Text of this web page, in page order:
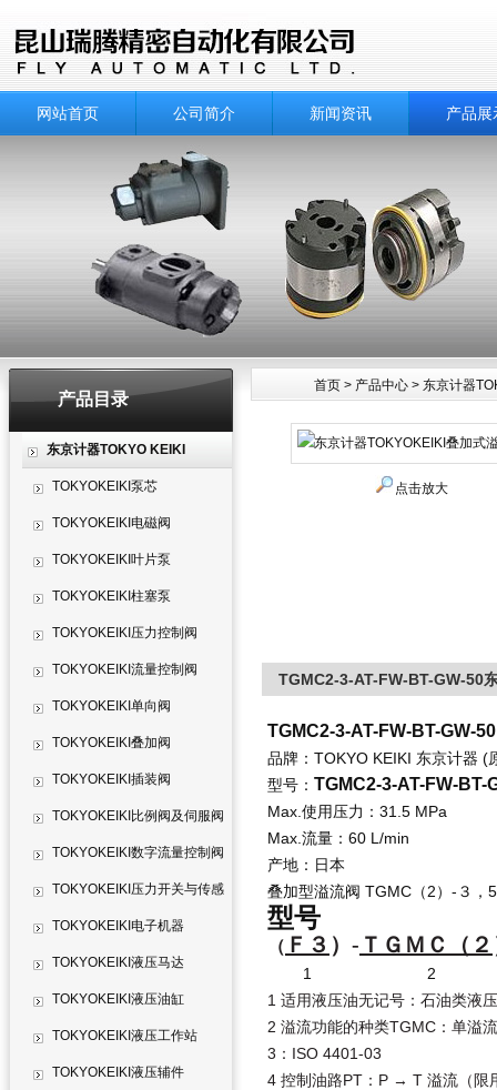
网站首页 公司简介 新闻资讯 产品展
产品目录
东京计器TOKYO KEIKI
TOKYOKEIKI泵芯
TOKYOKEIKI电磁阀
TOKYOKEIKI叶片泵
TOKYOKEIKI柱塞泵
TOKYOKEIKI压力控制阀
TOKYOKEIKI流量控制阀
TOKYOKEIKI单向阀
TOKYOKEIKI叠加阀
TOKYOKEIKI插装阀
TOKYOKEIKI比例阀及伺服阀
TOKYOKEIKI数字流量控制阀
TOKYOKEIKI压力开关与传感
器 TOKYOKEIKI电子机器
TOKYOKEIKI液压马达
TOKYOKEIKI液压油缸
TOKYOKEIKI液压工作站
TOKYOKEIKI液压辅件
首页 > 产品中心 > 东京计器
点击放大
TGMC2-3-AT-FW-BT-GW-50
TGMC2-3-AT-FW-BT-GW-
品牌：TOKYO KEIKI 东京计器 (
型号： TGMC2-3-AT-FW-BT-
Max.使用压力：31.5 MPa
Max.流量：60 L/min
产地：日本
叠加型溢流阀 TGMC（2）-３
型号
（ Ｆ３ ）- ＴＧＭＣ（２
1 2 3 4
1 适用液压油无记号：石油类液
2 溢流功能的种类TGMC：单溢
3：ISO 4401-03
4 控制油路PT：P → T 溢流（限